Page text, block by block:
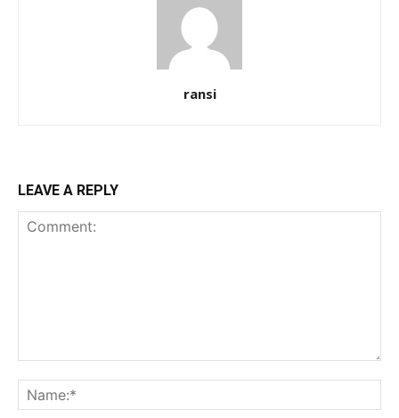
ransi
LEAVE A REPLY